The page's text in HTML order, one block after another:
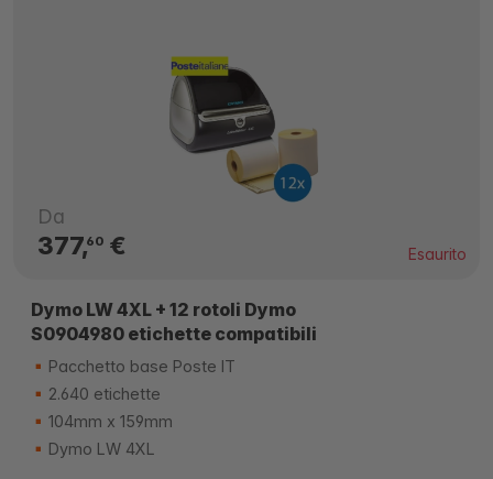
Da
377,60€ Esaurito
Dymo LW 4XL + 12 rotoli Dymo
S0904980 etichette compatibili
Pacchetto base Poste IT
2.640 etichette
104mm x 159mm
Dymo LW 4XL